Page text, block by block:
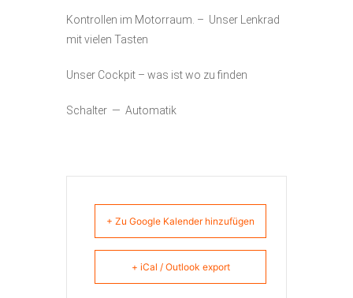
Kontrollen im Motorraum. – Unser Lenkrad
mit vielen Tasten
Unser Cockpit – was ist wo zu finden
Schalter — Automatik
+ Zu Google Kalender hinzufügen
+ iCal / Outlook export